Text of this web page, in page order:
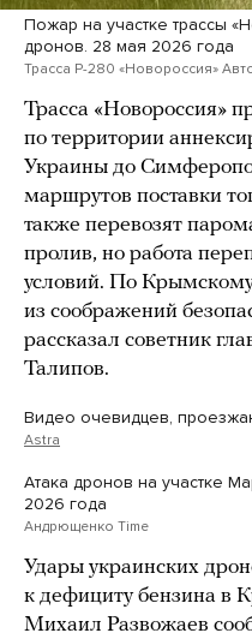
Пожар на участке трассы
дронов. 28 мая 2026 года
Трасса Р-280 «Новороссия»
Трасса «Новороссия»
по территории
Украины до
маршрутов поставки
также перевозят
пролив, но работа
условий. По
из соображений
рассказал советник
Талипов.
Видео очевидцев,
Astra
Атака дронов на участке
2026 года
Андрющенко Time
Удары украинских
к дефициту бензина в
Михаил Развожаев